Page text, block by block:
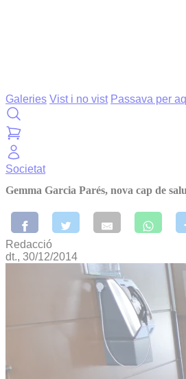
Galeries Vist i no vist Passava per
Societat
Gemma Garcia Parés, nova cap de
Redacció
dt., 30/12/2014